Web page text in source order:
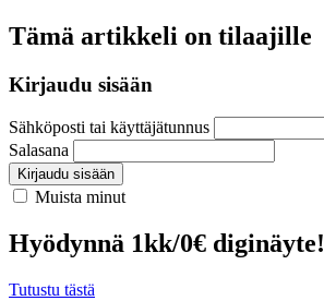
Tämä artikkeli on tilaajille
Kirjaudu sisään
Sähköposti tai käyttäjätunnus
Salasana
Kirjaudu sisään
Muista minut
Hyödynnä 1kk/0€ diginäyte!
Tutustu tästä